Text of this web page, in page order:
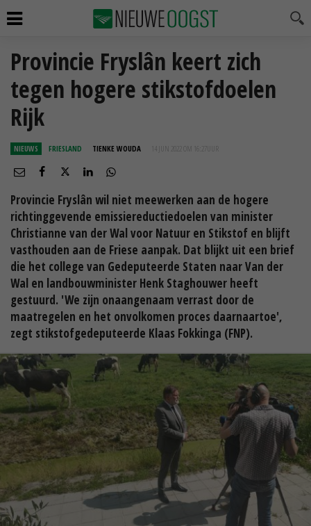
Provincie Fryslân keert zich
tegen hogere stikstofdoelen
Rijk
NIEUWS FRIESLAND TIENKE WOUDA 14 JUN 2022 OM 16:27
Provincie Fryslân wil niet meewerken aan de hogere
richtinggevende emissiereductiedoelen van minister
Christianne van der Wal voor Natuur en Stikstof en blijft
vasthouden aan de Friese aanpak. Dat blijkt uit een brief
die het college van Gedeputeerde Staten naar Van der
Wal en landbouwminister Henk Staghouwer heeft
gestuurd. 'We zijn onaangenaam verrast door de
maatregelen en het onvolkomen proces daarnaartoe',
zegt stikstofgedeputeerde Klaas Fokkinga (FNP).